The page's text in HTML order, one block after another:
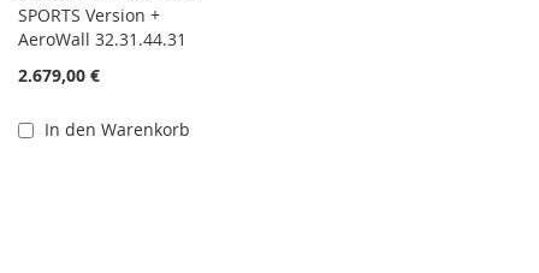
SPORTS Version +
AeroWall 32.31.44.31
2.679,00 €
In den Warenkorb